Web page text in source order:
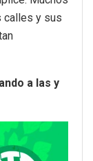
calles y sus
a las y